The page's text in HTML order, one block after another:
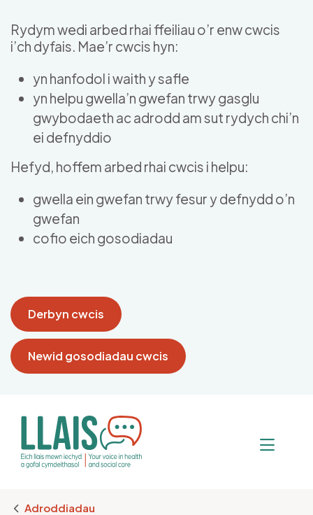
Rydym wedi arbed rhai ffeiliau o’r enw cwcis
i’ch dyfais. Mae’r cwcis hyn:
yn hanfodol i waith y safle
yn helpu gwella’n gwefan trwy gasglu
gwybodaeth ac adrodd am sut rydych chi’n
ei defnyddio
Hefyd, hoffem arbed rhai cwcis i helpu:
gwella ein gwefan trwy fesur y defnydd o’n
gwefan
cofio eich gosodiadau
Derbyn cwcis
Newid gosodiadau cwcis
Breadcrumb
Adroddiadau